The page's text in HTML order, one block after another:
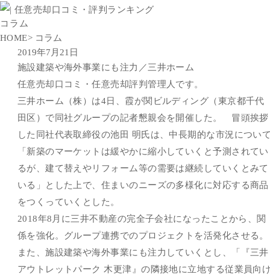
コラム
HOME> コラム
2019年7月21日
施設建築や海外事業にも注力／三井ホーム
任意売却口コミ・任意売却評判管理人です。
三井ホーム（株）は4日、霞が関ビルディング（東京都千代
田区）で同社グループの記者懇親会を開催した。 冒頭挨拶
した同社代表取締役の池田 明氏は、中長期的な市況につい
「新築のマーケットは緩やかに縮小していくと予測されてい
るが、建て替えやリフォーム等の需要は継続していくとみて
いる」とした上で、住まいのニーズの多様化に対応する商品
をつくっていくとした。
2018年8月に三井不動産の完全子会社になったことから、関
係を強化。グループ連携でのプロジェクトを活発化させる。
また、施設建築や海外事業にも注力していくとし、「『三井
アウトレットパーク 木更津』の隣接地に立地する従業員向